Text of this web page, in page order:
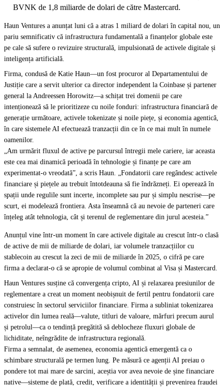
BVNK de 1,8 miliarde de dolari de către Mastercard.
Haun Ventures a anunțat luni că a atras 1 miliard de dolari în capital nou, un
pariu semnificativ că infrastructura fundamentală a finanțelor globale este
pe cale să sufere o revizuire structurală, impulsionată de activele digitale și
inteligența artificială.
Firma, condusă de Katie Haun—un fost procuror al Departamentului de
Justiție care a servit ulterior ca director independent la Coinbase și partener
general la Andreessen Horowitz—a schițat trei domenii pe care
intenționează să le prioritizeze cu noile fonduri: infrastructura financiară de
generație următoare, activele tokenizate și noile piețe, și economia agentică,
în care sistemele AI efectuează tranzacții din ce în ce mai mult în numele
oamenilor.
„Am urmărit fluxul de active pe parcursul întregii mele cariere, iar aceasta
este cea mai dinamică perioadă în tehnologie și finanțe pe care am
experimentat-o vreodată”, a scris Haun. „Fondatorii care regândesc activele
financiare și piețele au trebuit întotdeauna să fie îndrăzneți. Ei operează în
spații unde regulile sunt incerte, incomplete sau pur și simplu nescrise—pe
scurt, ei modelează frontiera. Asta înseamnă că au nevoie de parteneri care
înțeleg atât tehnologia, cât și terenul de reglementare din jurul acesteia.”
Anunțul vine într-un moment în care activele digitale au crescut într-o clasă
de active de mii de miliarde de dolari, iar volumele tranzacțiilor cu
stablecoin au crescut la zeci de mii de miliarde în 2025, o cifră pe care
firma a declarat-o că se apropie de volumul combinat al Visa și Mastercard.
Haun Ventures susține că convergența cripto, AI și relaxarea presiunilor de
reglementare a creat un moment neobișnuit de fertil pentru fondatorii care
construiesc în sectorul serviciilor financiare. Firma a subliniat tokenizarea
activelor din lumea reală—valute, titluri de valoare, mărfuri precum aurul
și petrolul—ca o tendință pregătită să deblocheze fluxuri globale de
lichiditate, neîngrădite de infrastructura regională.
Firma a semnalat, de asemenea, economia agentică emergentă ca o
schimbare structurală pe termen lung. Pe măsură ce agenții AI preiau o
pondere tot mai mare de sarcini, aceștia vor avea nevoie de șine financiare
native—sisteme de plată, credit, verificare a identității și prevenirea fraudei